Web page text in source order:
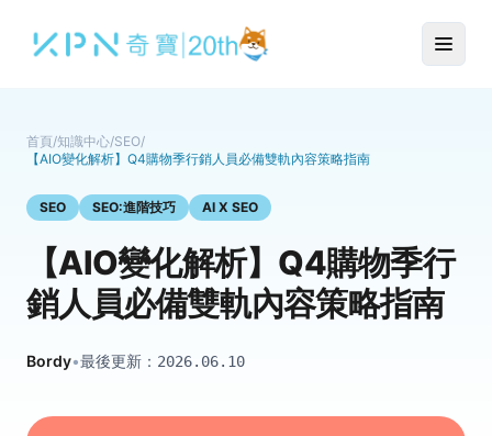
首頁/知識中心/SEO/
【AIO變化解析】Q4購物季行銷人員必備雙軌內容策略指南
SEO SEO:進階技巧 AI X SEO
【AIO變化解析】Q4購物季行
銷人員必備雙軌內容策略指南
Bordy•最後更新： 2026.06.10